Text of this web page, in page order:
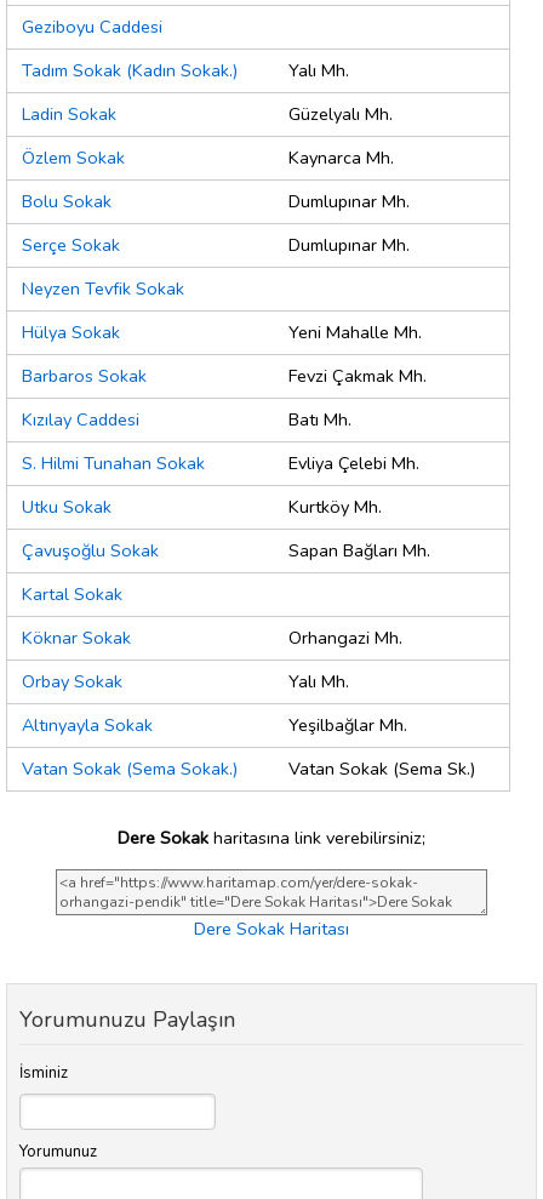
Geziboyu Caddesi
Tadım Sokak (Kadın Sokak.)
Yalı Mh.
Ladin Sokak
Güzelyalı Mh.
Özlem Sokak
Kaynarca Mh.
Bolu Sokak
Dumlupınar Mh.
Serçe Sokak
Dumlupınar Mh.
Neyzen Tevfik Sokak
Hülya Sokak
Yeni Mahalle Mh.
Barbaros Sokak
Fevzi Çakmak Mh.
Kızılay Caddesi
Batı Mh.
S. Hilmi Tunahan Sokak
Evliya Çelebi Mh.
Utku Sokak
Kurtköy Mh.
Çavuşoğlu Sokak
Sapan Bağları Mh.
Kartal Sokak
Köknar Sokak
Orhangazi Mh.
Orbay Sokak
Yalı Mh.
Altınyayla Sokak
Yeşilbağlar Mh.
Vatan Sokak (Sema Sokak.)
Vatan Sokak (Sema Sk.)
Dere Sokak haritasına link verebilirsiniz;
Dere Sokak Haritası
Yorumunuzu Paylaşın
İsminiz
Yorumunuz